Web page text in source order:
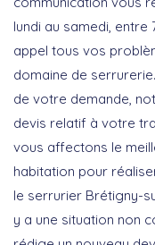
lundi au samedi, entre
appel tous vos
domaine de
de votre demande,
devis relatif à votre
vous affectons le
habitation pour
le serrurier Brétigny-
y a une situation non